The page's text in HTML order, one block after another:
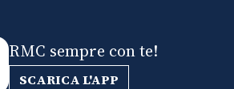
RMC sempre con te!
SCARICA L'APP